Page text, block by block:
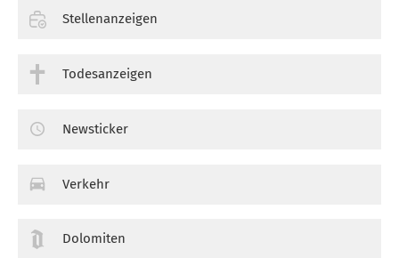
Stellenanzeigen
Todesanzeigen
Newsticker
Verkehr
Dolomiten